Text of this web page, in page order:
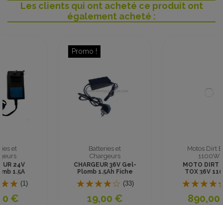
Les clients qui ont acheté ce produit ont
également acheté :
Motos Dirt Bike
MOTO DIRT BIKE
TOX 36V 1100W
(2)
890,00 €
Quads 1100W
Adventurer Blanc-
(3)
850,00 €